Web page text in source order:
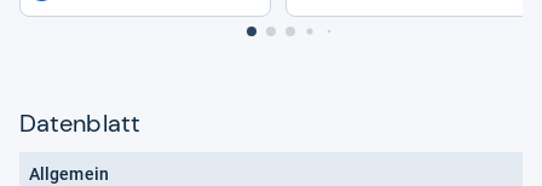
Datenblatt
Allgemein